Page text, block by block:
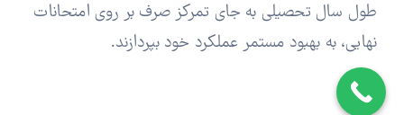
طول سال تحصیلی به جای تمرکز صرف بر روی امتحانات
نهایی، به بهبود مستمر عملکرد خود بپردازند.